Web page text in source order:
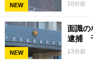
NEW 10分前
NEW
面識の
逮捕
13分前